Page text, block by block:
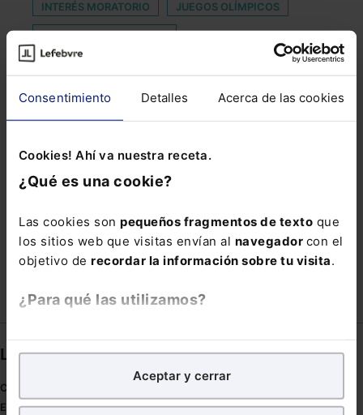
Consentimiento Detalles Acerca de las cookies
Cookies! Ahí va nuestra receta.
¿Qué es una cookie?
Las cookies son pequeños fragmentos de texto que
los sitios web que visitas envían al navegador con el
objetivo de recordar la información sobre tu visita.
¿Para qué las utilizamos?
analíticospara tratar demejorar tu experienciaen
nuestra página web. También con fines publicitarios,
para poder mostrarte publicidad y contenidos de tu
Aceptar y cerrar
INTERÉS MORATORIO JUEGOS OLÍMPICOS
LINKEDIN MARCO AURELIO MUNICIPAL
OPERACIONES DIGITALES PLASTICOS
PROCESAL PENAL RAFAEL DEL CASTILLO
RED SEMANTICA LEGAL
USUCAPIO VERANO VOCALES CGPJ
Links directos
Coronavirus
Estudio de salud abogacía